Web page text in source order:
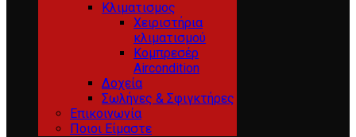
Κλιματισμος
Χειριστήρια
κλιματισμού
Κομπρεσέρ
Aircondition
Δοχεία
Σωλήνες & Σφιγκτήρες
Επικοινωνία
Ποιοι Είμαστε